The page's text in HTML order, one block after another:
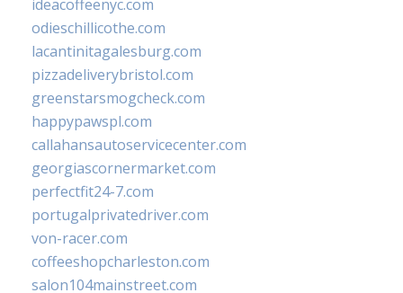
ideacoffeenyc.com
odieschillicothe.com
lacantinitagalesburg.com
pizzadeliverybristol.com
greenstarsmogcheck.com
happypawspl.com
callahansautoservicecenter.com
georgiascornermarket.com
perfectfit24-7.com
portugalprivatedriver.com
von-racer.com
coffeeshopcharleston.com
salon104mainstreet.com